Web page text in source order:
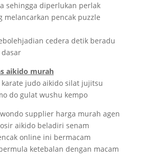
sehingga diperlukan perlak
melancarkan pencak puzzle
cedera detik beradu
aikido murah
online ini bermacam
ketebalan dengan macam